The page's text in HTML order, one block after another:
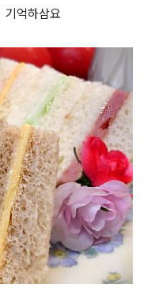
기억하삼요